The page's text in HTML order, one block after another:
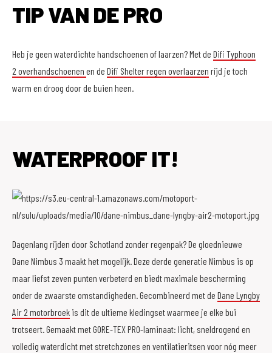
TIP VAN DE PRO
Heb je geen waterdichte handschoenen of laarzen? Met de Difi Typhoon
2 overhandschoenen en de Difi Shelter regen overlaarzen rijd je toch
warm en droog door de buien heen.
WATERPROOF IT!
Dagenlang rijden door Schotland zonder regenpak? De gloednieuwe
Dane Nimbus 3 maakt het mogelijk. Deze derde generatie Nimbus is op
maar liefst zeven punten verbeterd en biedt maximale bescherming
onder de zwaarste omstandigheden. Gecombineerd met de Dane Lyngby
Air 2 motorbroek is dit de ultieme kledingset waarmee je elke bui
trotseert. Gemaakt met GORE-TEX PRO-laminaat: licht, sneldrogend en
volledig waterdicht met stretchzones en ventilatieritsen voor nóg meer